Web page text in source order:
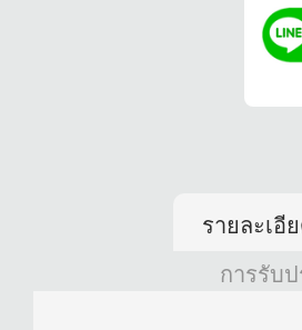
รายละเอี
การรับ